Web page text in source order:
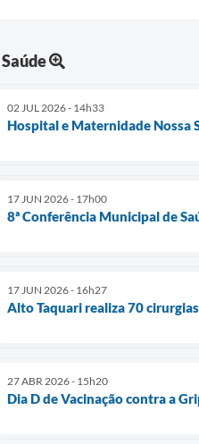
Saúde
02 JUL 2026 - 14h33
Hospital e Maternidade Nossa
17 JUN 2026 - 17h00
8ª Conferência Municipal de
17 JUN 2026 - 16h27
Alto Taquari realiza 70
27 ABR 2026 - 15h20
Dia D de Vacinação contra a